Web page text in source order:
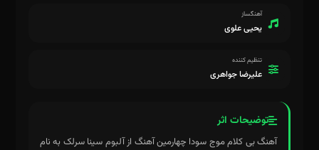
آهنگساز
یحیی علوی
تنظیم کننده
علیرضا جواهری
توضیحات اثر
آهنگ بی کلام موج سودا چهارمین آهنگ از آلبوم سینا سرلک به نام